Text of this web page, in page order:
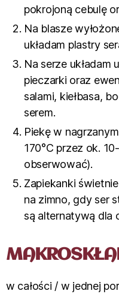
pokrojoną cebulę
Na blasze
układam plastry
Na serze układam
pieczarki oraz
salami, kiełbasa,
serem.
Piekę w
170°C przez ok.
obserwować).
Zapiekanki
na zimno, gdy ser
są alternatywą dla
w całości / w jednej